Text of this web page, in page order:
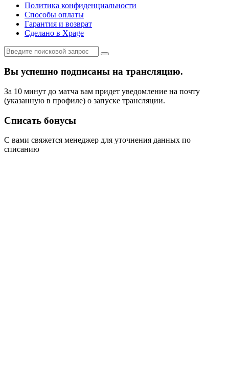
Политика конфиденциальности
Способы оплаты
Гарантия и возврат
Сделано в Xpage
Вы успешно подписаны на трансляцию.
За 10 минут до матча вам придет уведомление на почту
(указанную в профиле) о запуске трансляции.
Списать бонусы
С вами свяжется менеджер для уточнения данных по
списанию